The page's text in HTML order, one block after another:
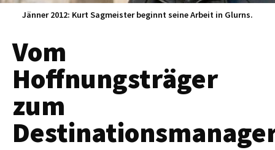
Jänner 2012: Kurt Sagmeister beginnt seine Arbeit in Glurns.
Vom
Hoffnungsträger
zum